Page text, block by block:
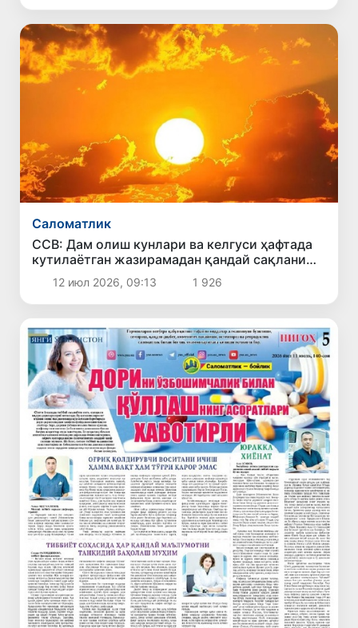
Саломатлик
ССВ: Дам олиш кунлари ва келгуси ҳафтада
кутилаётган жазирамадан қандай сақланиш
керак?12 июл 2026, 09:13 1 926